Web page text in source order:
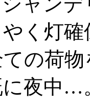
く灯確
の荷
に夜中…